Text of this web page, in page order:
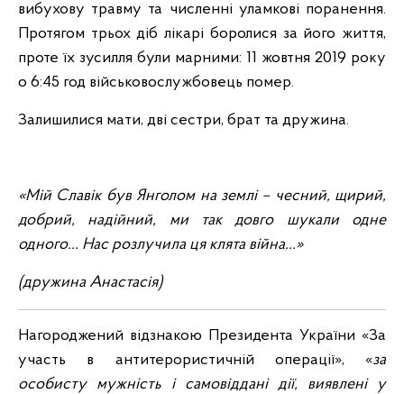
вибухову травму та численні уламкові поранення.
Протягом трьох діб лікарі боролися за його життя,
проте їх зусилля були марними: 11 жовтня 2019 року
о 6:45 год військовослужбовець помер.
Залишилися мати, дві сестри, брат та дружина.
«Мій Славік був Янголом на землі – чесний, щирий,
добрий, надійний, ми так довго шукали одне
одного… Нас розлучила ця клята війна…»
(дружина Анастасія)
Нагороджений відзнакою Президента України «За
участь в антитерористичній операції», «за
особисту мужність і самовіддані дії, виявлені у